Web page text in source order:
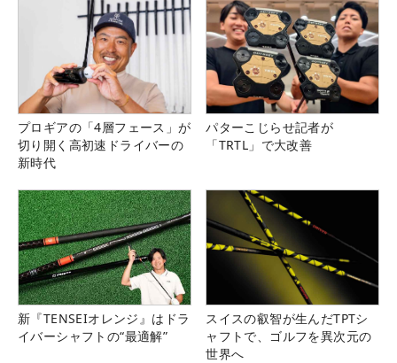
プロギアの「4層フェース」が
切り開く高初速ドライバーの
新時代
パターこじらせ記者が
「TRTL」で大改善
新『TENSEIオレンジ』はドラ
イバーシャフトの“最適解”
スイスの叡智が生んだTPTシ
ャフトで、ゴルフを異次元の
世界へ